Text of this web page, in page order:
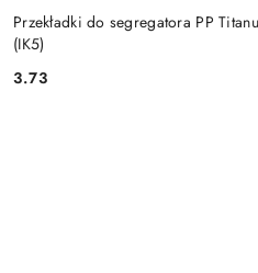
Przekładki do segregatora PP
(IK5)
Cena:
3.73